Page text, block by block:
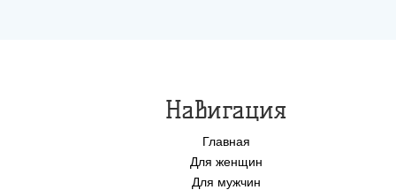
Навигация
Главная
Для женщин
Для мужчин